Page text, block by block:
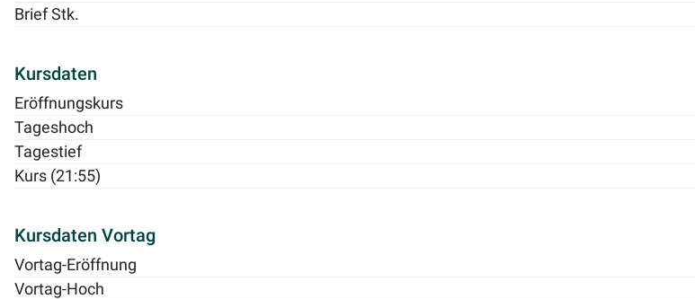
Brief Stk.
Kursdaten
Eröffnungskurs
Tageshoch
Tagestief
Kurs (21:55)
Kursdaten Vortag
Vortag-Eröffnung
Vortag-Hoch